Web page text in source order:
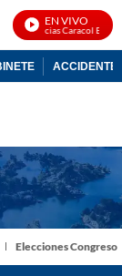
EN VIVO
Noticias Caracol En Vivo
ACCIDENTE
Elecciones Congreso